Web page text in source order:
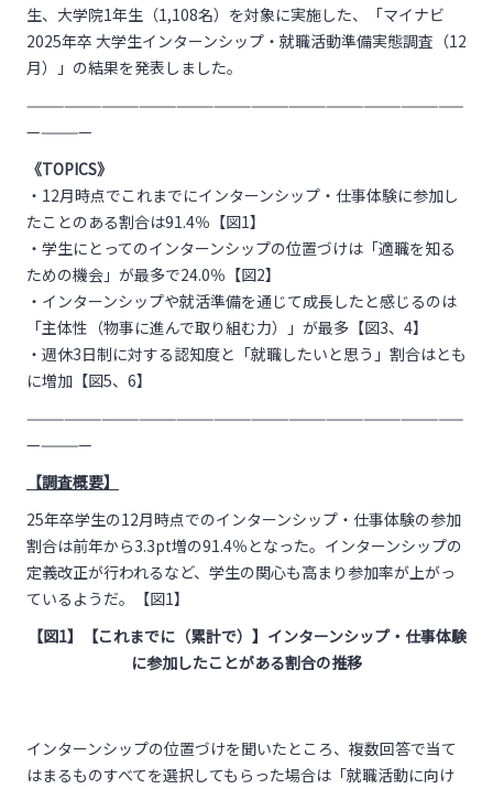
生、大学院1年生（1,108名）を対象に実施した、「マイナビ
2025年卒 大学生インターンシップ・就職活動準備実態調査（12
月）」の結果を発表しました。
———————————————————————————————————
—————
《TOPICS》
・12月時点でこれまでにインターンシップ・仕事体験に参加し
たことのある割合は91.4％【図1】
・学生にとってのインターンシップの位置づけは「適職を知る
ための機会」が最多で24.0％【図2】
・インターンシップや就活準備を通じて成長したと感じるのは
「主体性（物事に進んで取り組む力）」が最多【図3、4】
・週休3日制に対する認知度と「就職したいと思う」割合はとも
に増加【図5、6】
———————————————————————————————————
—————
【調査概要】
25年卒学生の12月時点でのインターンシップ・仕事体験の参加
割合は前年から3.3pt増の91.4％となった。インターンシップの
定義改正が行われるなど、学生の関心も高まり参加率が上がっ
ているようだ。【図1】
【図1】【これまでに（累計で）】インターンシップ・仕事体験
に参加したことがある割合の推移
インターンシップの位置づけを聞いたところ、複数回答で当て
はまるものすべてを選択してもらった場合は「就職活動に向け